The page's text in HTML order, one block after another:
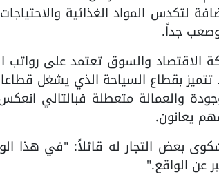
لتكدس المواد الغذائية
جداً.
الاقتصاد والسوق تعتمد على
بقطاع السياحة الذي يشغل
والعمالة متعطلة فبالتالي
يعانون.